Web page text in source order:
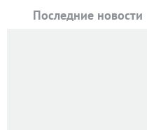
Последние новости